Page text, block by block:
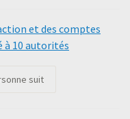
et des comptes
à 10 autorités
suit